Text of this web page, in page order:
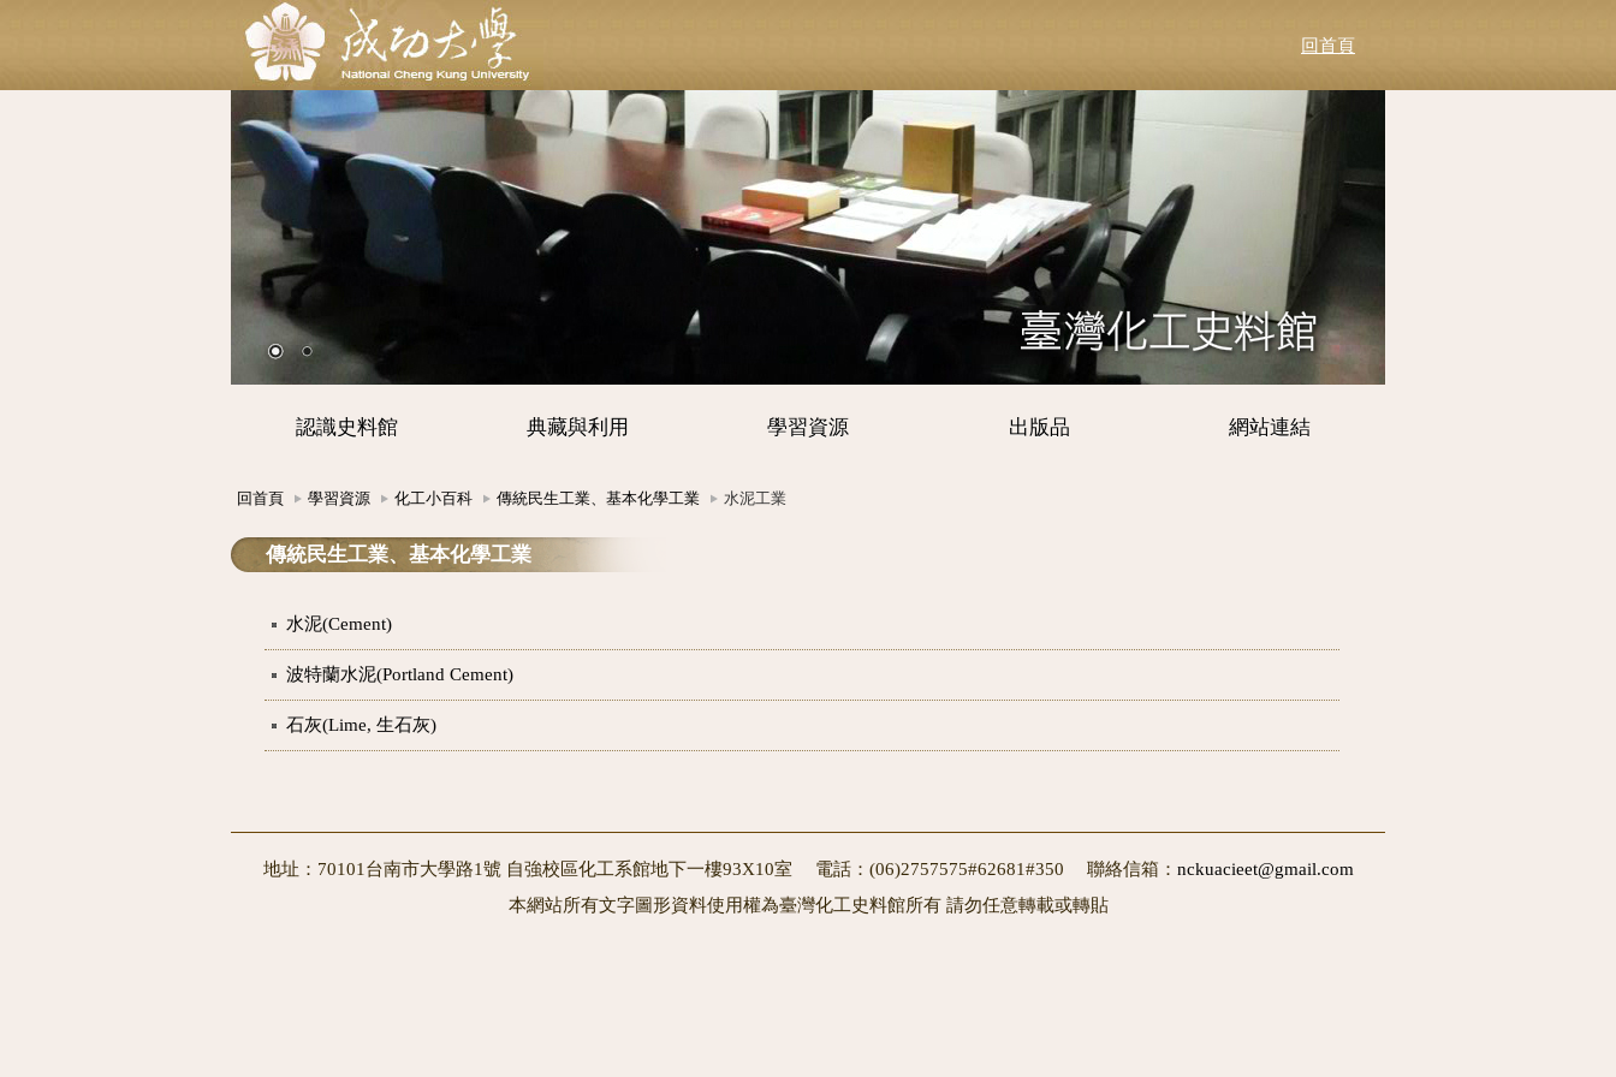
回首頁
認識史料館 典藏與利用 學習資源 出版品 網站連結
回首頁 學習資源 化工小百科 傳統民生工業、基本化學工業 水泥工業
傳統民生工業、基本化學工業
水泥(Cement)
波特蘭水泥(Portland Cement)
石灰(Lime, 生石灰)
地址：70101台南市大學路1號 自強校區化工系館地下一樓93X10室 電話：(06)2757575#62681#350 聯絡信箱： nckuacieet@gmail.com
本網站所有文字圖形資料使用權為臺灣化工史料館所有 請勿任意轉載或轉貼